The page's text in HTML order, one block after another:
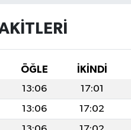
ÖĞLE İKINDI
13:06 17:01
13:06 17:02